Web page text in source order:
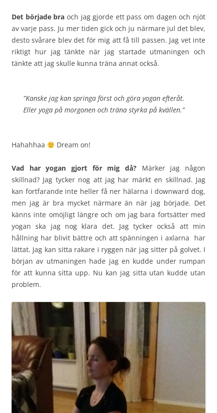
Det började bra och jag gjorde ett pass om dagen och njöt
av varje pass. Ju mer tiden gick och ju närmare jul det blev,
desto svårare blev det för mig att få till passen. Jag vet inte
riktigt hur jag tänkte när jag startade utmaningen och
tänkte att jag skulle kunna träna annat också.
”Kanske jag kan springa först och göra yogan efteråt.
Eller yoga på morgonen och träna styrka på kvällen.”
Hahahhaa Dream on!
Vad har yogan gjort för mig då? Märker jag någon
skillnad? Jag tycker nog att jag har märkt en skillnad. Jag
kan fortfarande inte heller få ner hälarna i downward dog,
men jag är bra mycket närmare än när jag började. Det
känns inte omöjligt längre och om jag bara fortsätter med
yogan ska jag nog klara det. Jag tycker också att min
hållning har blivit bättre och att spänningen i axlarna har
lättat. Jag kan sitta rakare i ryggen när jag sitter på golvet. I
början av utmaningen hade jag en kudde under rumpan
för att kunna sitta upp. Nu kan jag sitta utan kudde utan
problem.